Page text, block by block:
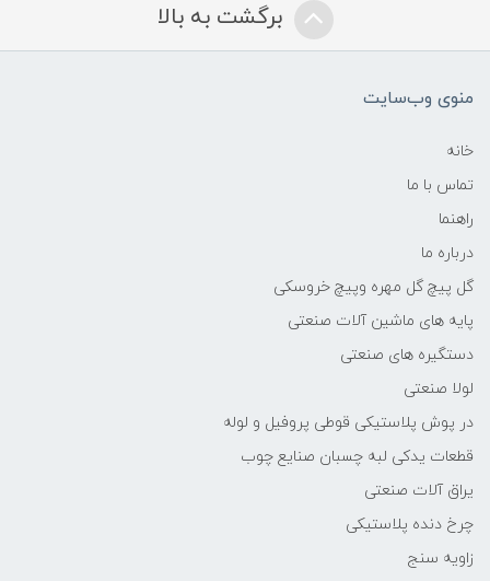
برگشت به بالا
منوی وب‌سایت
خانه
تماس با ما
راهنما
درباره ما
گل پیچ گل مهره وپیچ خروسکی
پایه های ماشین آلات صنعتی
دستگیره های صنعتی
لولا صنعتی
در پوش پلاستیکی قوطی پروفیل و لوله
قطعات یدکی لبه چسبان صنایع چوب
یراق آلات صنعتی
چرخ دنده پلاستیکی
زاویه سنج